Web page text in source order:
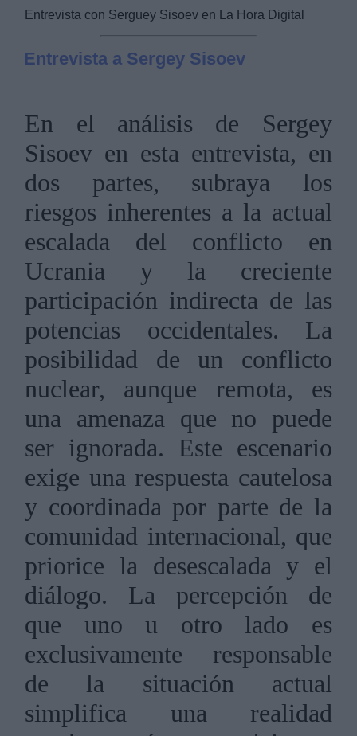
Entrevista con Serguey Sisoev en La Hora Digital
Entrevista a Sergey Sisoev
En el análisis de Sergey
Sisoev en esta entrevista, en
dos partes, subraya los
riesgos inherentes a la actual
escalada del conflicto en
Ucrania y la creciente
participación indirecta de las
potencias occidentales. La
posibilidad de un conflicto
nuclear, aunque remota, es
una amenaza que no puede
ser ignorada. Este escenario
exige una respuesta cautelosa
y coordinada por parte de la
comunidad internacional, que
priorice la desescalada y el
diálogo. La percepción de
que uno u otro lado es
exclusivamente responsable
de la situación actual
simplifica una realidad